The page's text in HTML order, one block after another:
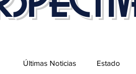
Últimas Noticias Estado